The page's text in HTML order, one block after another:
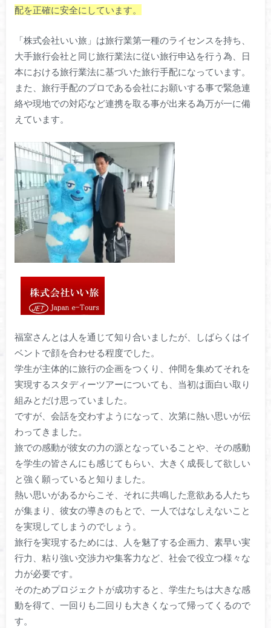
配を正確に安全にしています。
「株式会社いい旅」は旅行業第一種のライセンスを持ち、
大手旅行会社と同じ旅行業法に従い旅行申込を行う為、日
本における旅行業法に基づいた旅行手配になっています。
また、旅行手配のプロである会社にお願いする事で緊急連
絡や現地での対応など連携を取る事が出来る為万が一に備
えています。
福室さんとは人を通じて知り合いましたが、しばらくはイ
ベントで顔を合わせる程度でした。
学生が主体的に旅行の企画をつくり、仲間を集めてそれを
実現するスタディーツアーについても、当初は面白い取り
組みとだけ思っていました。
ですが、会話を交わすようになって、次第に熱い思いが伝
わってきました。
旅での感動が彼女の力の源となっていることや、その感動
を学生の皆さんにも感じてもらい、大きく成長して欲しい
と強く願っていると知りました。
熱い思いがあるからこそ、それに共鳴した意欲ある人たち
が集まり、彼女の導きのもとで、一人ではなしえないこと
を実現してしまうのでしょう。
旅行を実現するためには、人を魅了する企画力、素早い実
行力、粘り強い交渉力や集客力など、社会で役立つ様々な
力が必要です。
そのためプロジェクトが成功すると、学生たちは大きな感
動を得て、一回りも二回りも大きくなって帰ってくるので
す。